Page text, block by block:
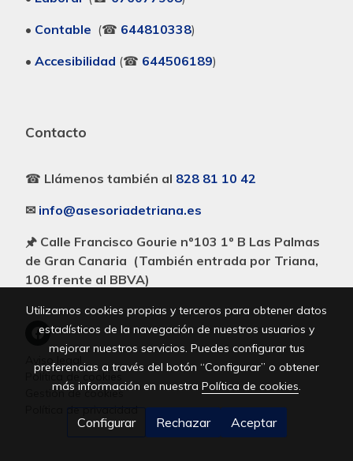
• Contable (☎ 644810338)
• Accesibilidad (☎ 644506189)
Contacto
☎ Llámenos también al 828 81 10 42
✉ info@asesoriadetriana.es
🖈 Calle Francisco Gourie nº103 1º B Las Palmas
de Gran Canaria (También entrada por Triana,
108 frente al BBVA)
Aviso legal
Política de cookies
Gestión de cookies
Política de privacidad
Utilizamos cookies propias y terceros para obtener datos
estadísticos de la navegación de nuestros usuarios y
mejorar nuestros servicios. Puedes configurar tus
preferencias a través del botón “Configurar” o obtener
más información en nuestra Política de cookies.
Configurar Rechazar Aceptar